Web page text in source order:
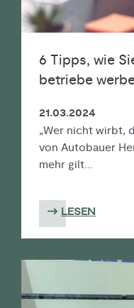
6 Tipps, wie
betriebe
21.03.2024
„Wer nicht wirbt,
von Autobauer
mehr gilt…
LESEN